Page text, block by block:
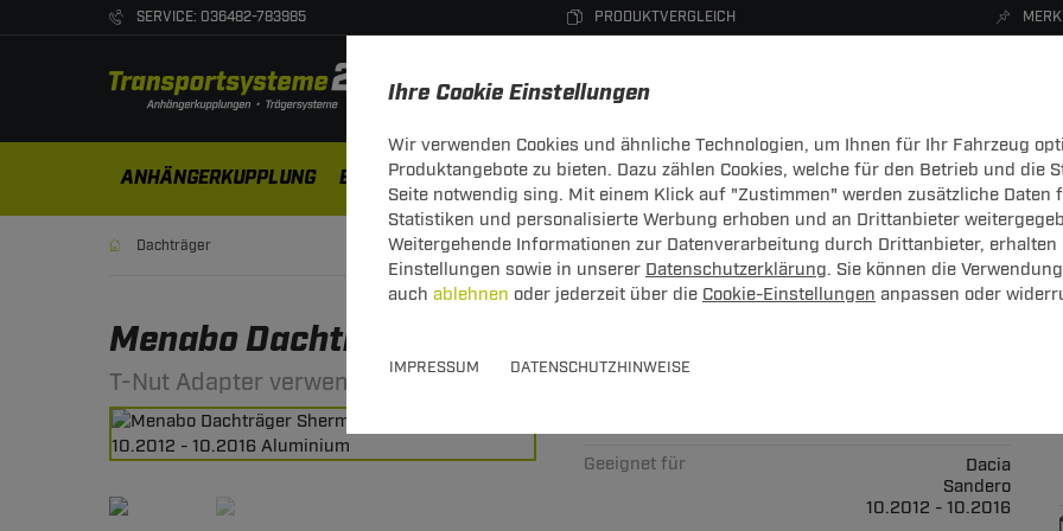
Ihre Cookie Einstellungen
Wir verwenden Cookies und ähnliche Technologien, um Ihnen für Ihr Fahrzeug
Produktangebote zu bieten. Dazu zählen Cookies, welche für den Betrieb und die
Seite notwendig sing. Mit einem Klick auf "Zustimmen" werden zusätzliche Daten
Statistiken und personalisierte Werbung erhoben und an Drittanbieter
Weitergehende Informationen zur Datenverarbeitung durch Drittanbieter, erhalten
Einstellungen sowie in unserer Datenschutzerklärung. Sie können die
auch ablehnen oder jederzeit über die Cookie-Einstellungen anpassen oder
IMPRESSUM DATENSCHUTZHINWEISE
SERVICE: 036482-783985 PRODUKTVERGLEICH
ANHÄNGERKUPPLUNG ELEKTROSÄTZE DACHTRÄGER DACHBOXEN FAHRRADTRÄGER ZUBEHÖR
Dachträger
Menabo Dachträger Sherman Dacia Sandero 10.2012 -
T-Nut Adapter verwendbar - mit offener Dachreling
Geeignet für
Dacia
Sandero
10.2012 - 10.2016